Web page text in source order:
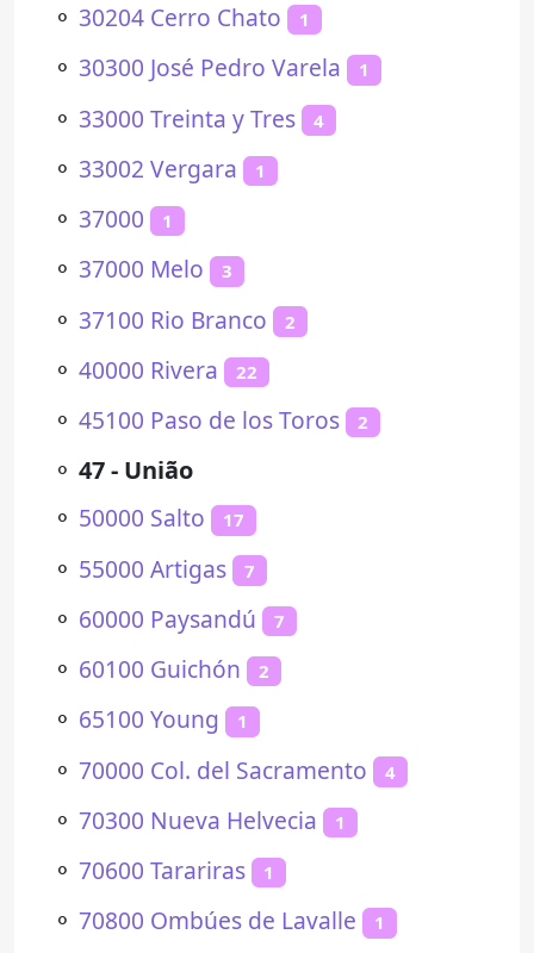
⚬ 30204 Cerro Chato 1
⚬ 30300 José Pedro Varela 1
⚬ 33000 Treinta y Tres 4
⚬ 33002 Vergara 1
⚬ 37000 1
⚬ 37000 Melo 3
⚬ 37100 Rio Branco 2
⚬ 40000 Rivera 22
⚬ 45100 Paso de los Toros 2
⚬ 47 - União
⚬ 50000 Salto 17
⚬ 55000 Artigas 7
⚬ 60000 Paysandú 7
⚬ 60100 Guichón 2
⚬ 65100 Young 1
⚬ 70000 Col. del Sacramento 4
⚬ 70300 Nueva Helvecia 1
⚬ 70600 Tarariras 1
⚬ 70800 Ombúes de Lavalle 1